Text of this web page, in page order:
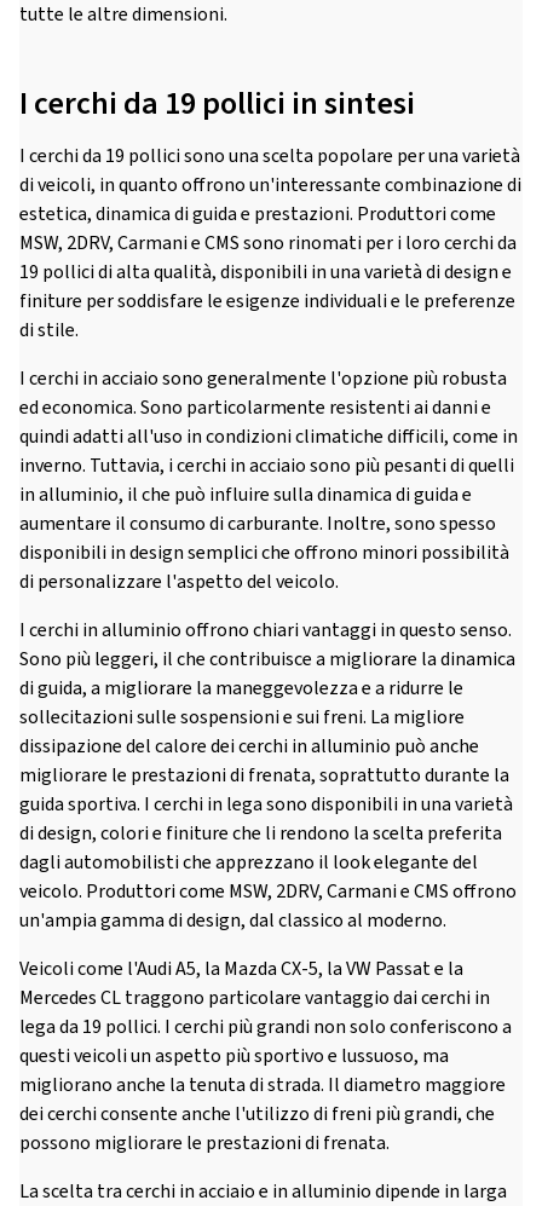
tutte le altre dimensioni.
I cerchi da 19 pollici in sintesi
I cerchi da 19 pollici sono una scelta popolare per una varietà
di veicoli, in quanto offrono un'interessante combinazione di
estetica, dinamica di guida e prestazioni. Produttori come
MSW, 2DRV, Carmani e CMS sono rinomati per i loro cerchi da
19 pollici di alta qualità, disponibili in una varietà di design e
finiture per soddisfare le esigenze individuali e le preferenze
di stile.
I cerchi in acciaio sono generalmente l'opzione più robusta
ed economica. Sono particolarmente resistenti ai danni e
quindi adatti all'uso in condizioni climatiche difficili, come in
inverno. Tuttavia, i cerchi in acciaio sono più pesanti di quelli
in alluminio, il che può influire sulla dinamica di guida e
aumentare il consumo di carburante. Inoltre, sono spesso
disponibili in design semplici che offrono minori possibilità
di personalizzare l'aspetto del veicolo.
I cerchi in alluminio offrono chiari vantaggi in questo senso.
Sono più leggeri, il che contribuisce a migliorare la dinamica
di guida, a migliorare la maneggevolezza e a ridurre le
sollecitazioni sulle sospensioni e sui freni. La migliore
dissipazione del calore dei cerchi in alluminio può anche
migliorare le prestazioni di frenata, soprattutto durante la
guida sportiva. I cerchi in lega sono disponibili in una varietà
di design, colori e finiture che li rendono la scelta preferita
dagli automobilisti che apprezzano il look elegante del
veicolo. Produttori come MSW, 2DRV, Carmani e CMS offrono
un'ampia gamma di design, dal classico al moderno.
Veicoli come l'Audi A5, la Mazda CX-5, la VW Passat e la
Mercedes CL traggono particolare vantaggio dai cerchi in
lega da 19 pollici. I cerchi più grandi non solo conferiscono a
questi veicoli un aspetto più sportivo e lussuoso, ma
migliorano anche la tenuta di strada. Il diametro maggiore
dei cerchi consente anche l'utilizzo di freni più grandi, che
possono migliorare le prestazioni di frenata.
La scelta tra cerchi in acciaio e in alluminio dipende in larga